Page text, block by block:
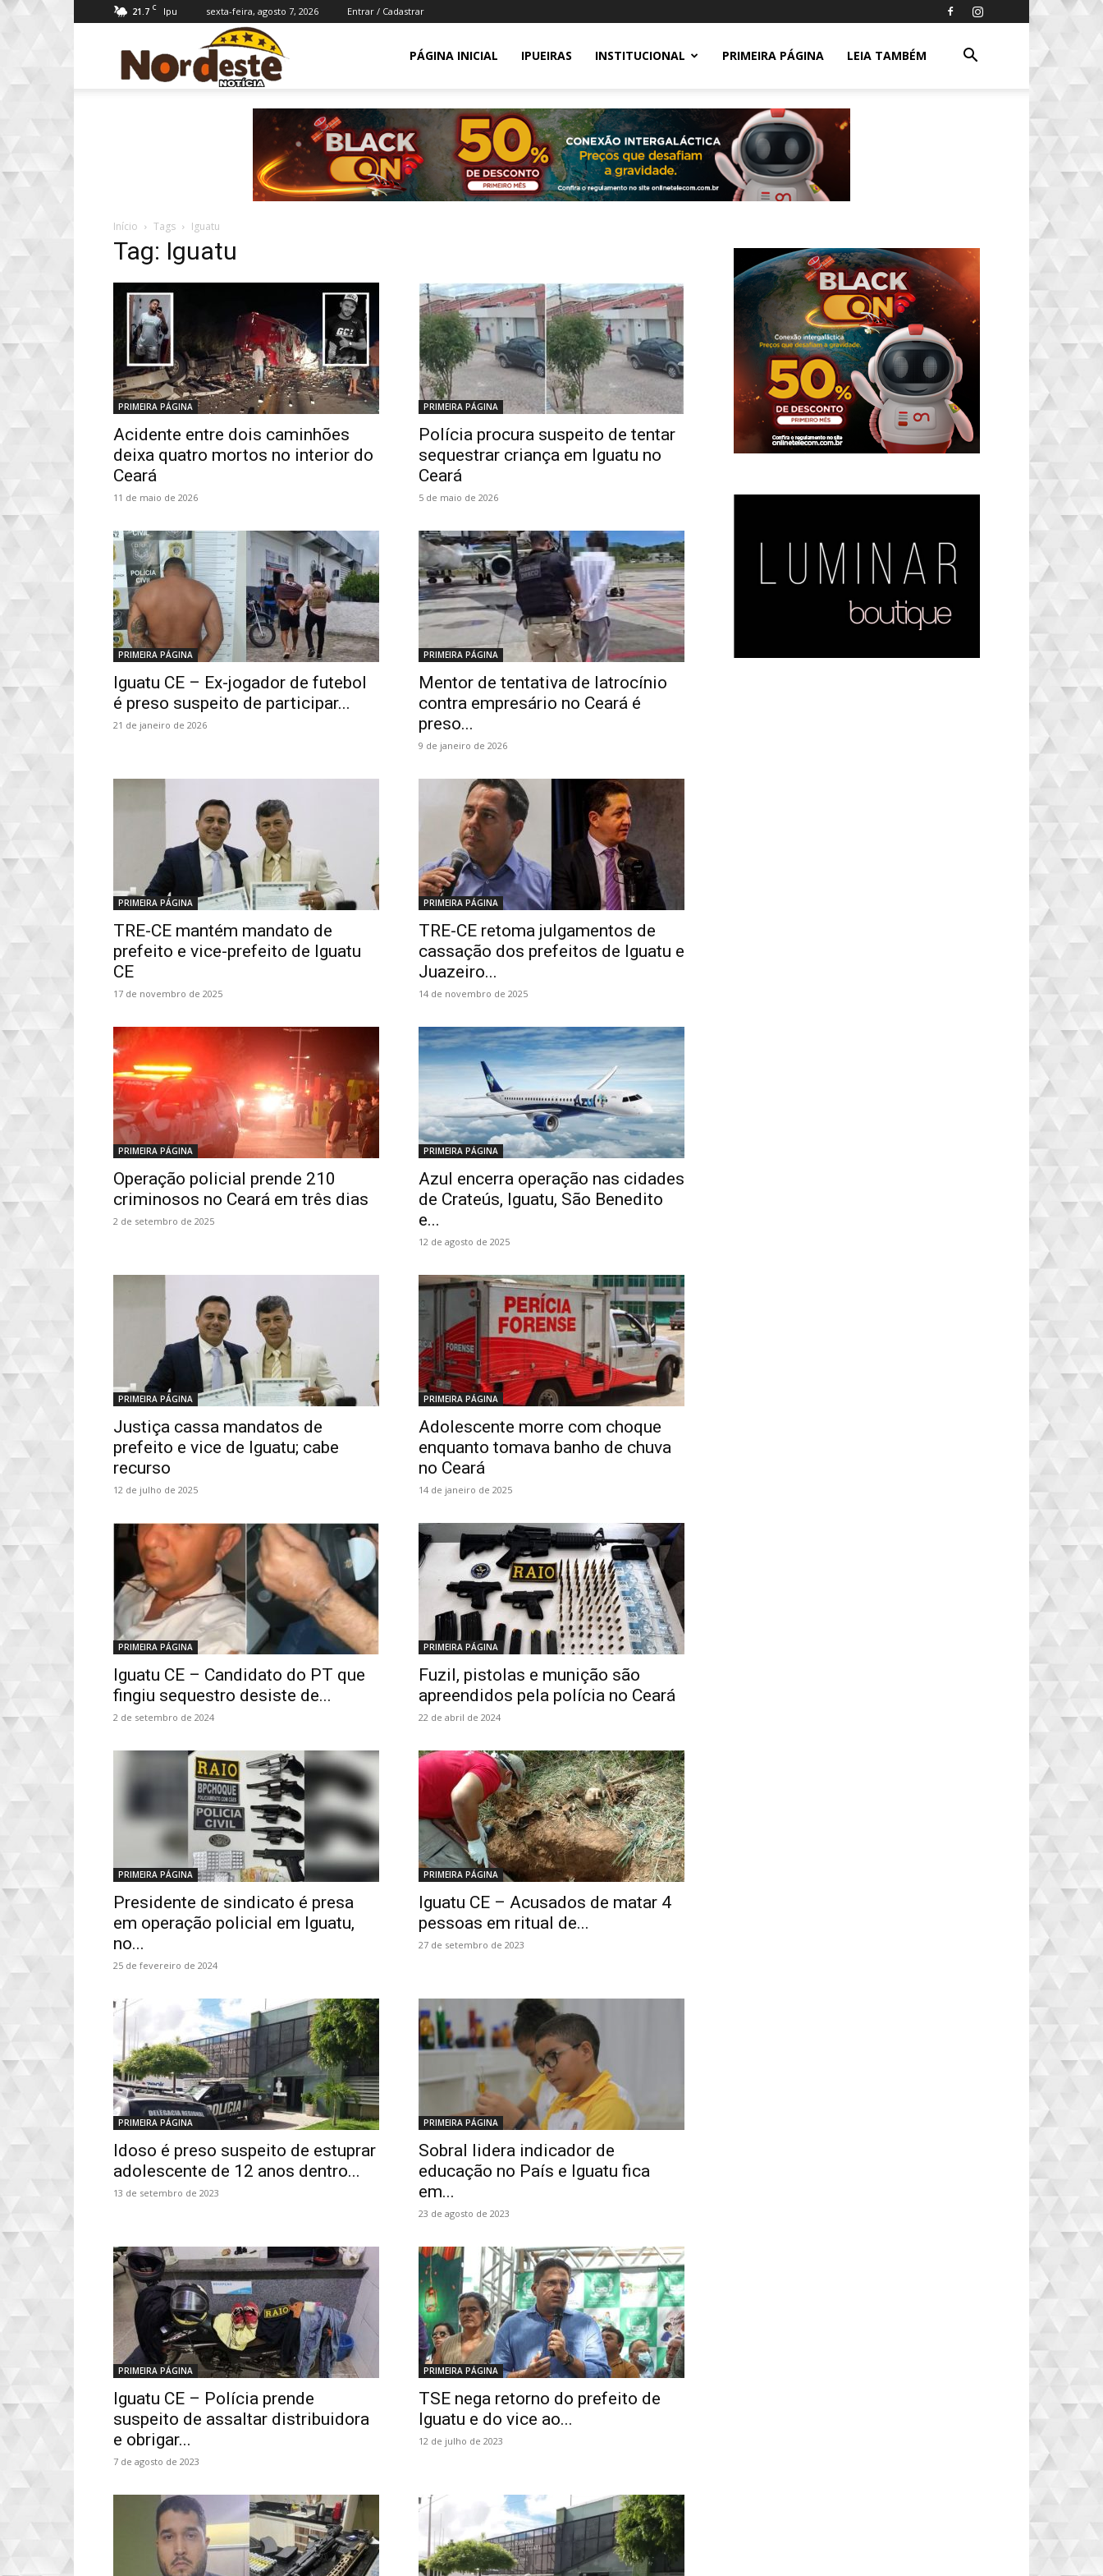
21.7 C Ipu sexta-feira, agosto 7, 2026 Entrar / Cadastrar
Notícia
PÁGINA INICIAL IPUEIRAS INSTITUCIONAL PRIMEIRA PÁGINA LEIA TAMBÉM
Início Tags Iguatu
Tag: Iguatu
PRIMEIRA PÁGINA
Acidente entre dois caminhões
deixa quatro mortos no interior do
Ceará
11 de maio de 2026
PRIMEIRA PÁGINA
Polícia procura suspeito de tentar
sequestrar criança em Iguatu no
Ceará
5 de maio de 2026
PRIMEIRA PÁGINA
Iguatu CE – Ex-jogador de futebol
é preso suspeito de participar...
21 de janeiro de 2026
PRIMEIRA PÁGINA
Mentor de tentativa de latrocínio
contra empresário no Ceará é
preso...
9 de janeiro de 2026
PRIMEIRA PÁGINA
TRE-CE mantém mandato de
prefeito e vice-prefeito de Iguatu
CE
17 de novembro de 2025
PRIMEIRA PÁGINA
TRE-CE retoma julgamentos de
cassação dos prefeitos de Iguatu e
Juazeiro...
14 de novembro de 2025
PRIMEIRA PÁGINA
Operação policial prende 210
criminosos no Ceará em três dias
2 de setembro de 2025
PRIMEIRA PÁGINA
Azul encerra operação nas cidades
de Crateús, Iguatu, São Benedito
e...
12 de agosto de 2025
PRIMEIRA PÁGINA
Justiça cassa mandatos de
prefeito e vice de Iguatu; cabe
recurso
12 de julho de 2025
PRIMEIRA PÁGINA
Adolescente morre com choque
enquanto tomava banho de chuva
no Ceará
14 de janeiro de 2025
PRIMEIRA PÁGINA
Iguatu CE – Candidato do PT que
fingiu sequestro desiste de...
2 de setembro de 2024
PRIMEIRA PÁGINA
Fuzil, pistolas e munição são
apreendidos pela polícia no Ceará
22 de abril de 2024
PRIMEIRA PÁGINA
Presidente de sindicato é presa
em operação policial em Iguatu,
no...
25 de fevereiro de 2024
PRIMEIRA PÁGINA
Iguatu CE – Acusados de matar 4
pessoas em ritual de...
27 de setembro de 2023
PRIMEIRA PÁGINA
Idoso é preso suspeito de estuprar
adolescente de 12 anos dentro...
13 de setembro de 2023
PRIMEIRA PÁGINA
Sobral lidera indicador de
educação no País e Iguatu fica
em...
23 de agosto de 2023
PRIMEIRA PÁGINA
Iguatu CE – Polícia prende
suspeito de assaltar distribuidora
e obrigar...
7 de agosto de 2023
PRIMEIRA PÁGINA
TSE nega retorno do prefeito de
Iguatu e do vice ao...
12 de julho de 2023